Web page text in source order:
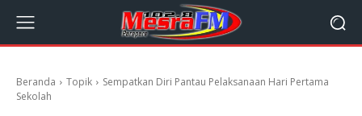
Beranda Topik
Sempatkan Diri Pantau Pelaksanaan Hari Pertama
Sekolah